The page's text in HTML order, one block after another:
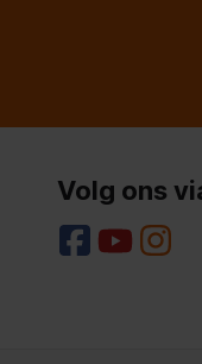
Volg ons